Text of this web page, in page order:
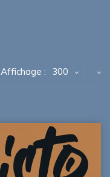
Affichage : 300